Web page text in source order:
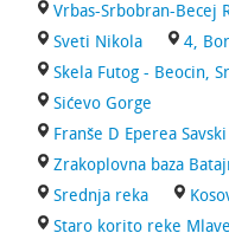
Vrbas-Srbobran-Becej
Sveti Nikola
4,
Skela Futog - Beocin,
Sićevo Gorge
Franše D Eperea
Zrakoplovna baza
Srednja reka
Staro korito reke Mlave